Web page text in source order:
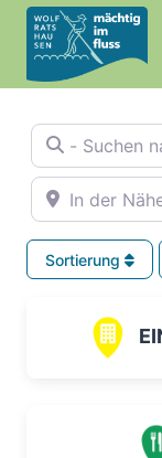
Zum
Inhalt
springen
- Suchen nach
In der Nähe
Sortierung